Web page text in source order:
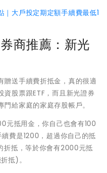
大戶投定期定額手續費最低1
商推薦：新光
贈送手續費折抵金，真的很適
股票跟ETF，而且新光證券
給家庭的家庭存股帳戶。
元抵用金，你自己也會有100
費是1200，超過你自己的抵
折抵，等於你會有2000元抵
抵)。